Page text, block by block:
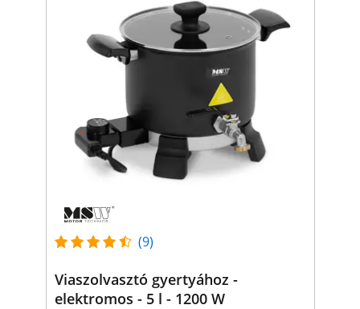
(9)
Viaszolvasztó gyertyához -
elektromos - 5 l - 1200 W